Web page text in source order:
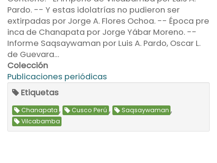
Pardo. -- Y estas idolatrías no pudieron ser
extirpadas por Jorge A. Flores Ochoa. -- Época pre
inca de Chanapata por Jorge Yábar Moreno. --
Informe Saqsaywaman por Luis A. Pardo, Oscar L.
de Guevara…
Colección
Publicaciones periódicas
Etiquetas
Chanapata , Cusco Perú , Saqsaywaman ,
Vilcabamba